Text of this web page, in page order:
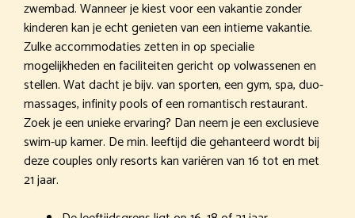
zwembad. Wanneer je kiest voor een vakantie zonder
kinderen kan je echt genieten van een intieme vakantie.
Zulke accommodaties zetten in op specialie
mogelijkheden en faciliteiten gericht op volwassenen en
stellen. Wat dacht je bijv. van sporten, een gym, spa, duo-
massages, infinity pools of een romantisch restaurant.
Zoek je een unieke ervaring? Dan neem je een exclusieve
swim-up kamer. De min. leeftijd die gehanteerd wordt bij
deze couples only resorts kan variëren van 16 tot en met
21 jaar.